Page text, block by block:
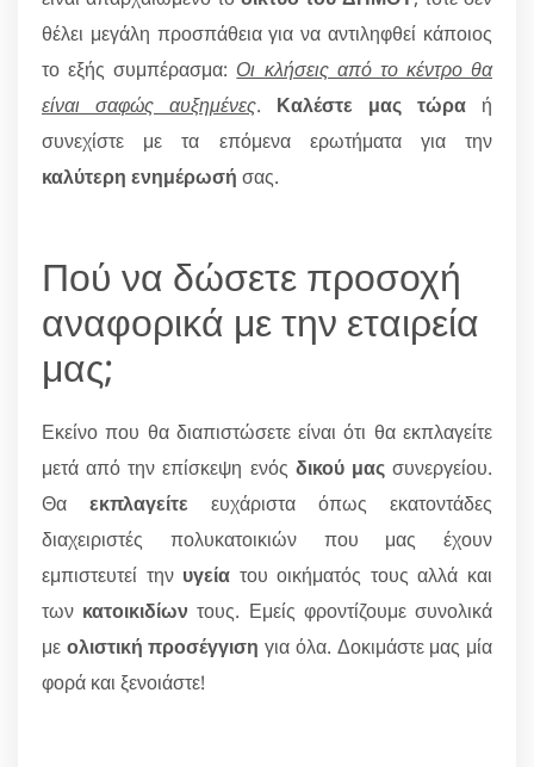
θέλει μεγάλη προσπάθεια για να αντιληφθεί κάποιος
το εξής συμπέρασμα: Οι κλήσεις από το κέντρο θα
είναι σαφώς αυξημένες. Καλέστε μας τώρα ή
συνεχίστε με τα επόμενα ερωτήματα για την
καλύτερη ενημέρωσή σας.
Πού να δώσετε προσοχή
αναφορικά με την εταιρεία
μας;
Εκείνο που θα διαπιστώσετε είναι ότι θα εκπλαγείτε
μετά από την επίσκεψη ενός δικού μαςσυνεργείου.
Θα εκπλαγείτε ευχάριστα όπως εκατοντάδες
διαχειριστές πολυκατοικιών που μας έχουν
εμπιστευτεί την υγεία του οικήματός τους αλλά και
των κατοικιδίων τους. Εμείς φροντίζουμε συνολικά
με ολιστική προσέγγιση για όλα. Δοκιμάστε μας μία
φορά και ξενοιάστε!